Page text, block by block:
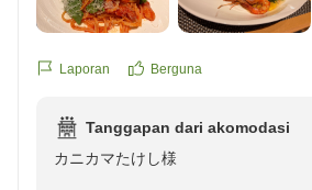
また、最上階のお風呂はとても清潔で
少しの不満も全くなく、大満足でした!
他の画像やクチコミの詳細はこちらか
Laporan Berguna
Tanggapan dari akomodasi
カニカマたけし様